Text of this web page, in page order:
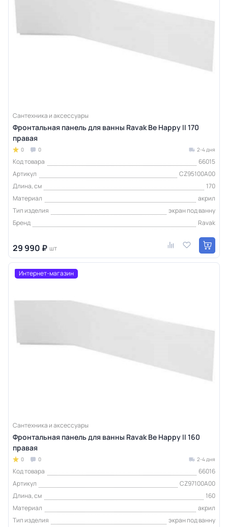
Сантехника и аксессуары
Фронтальная панель для ванны Ravak Be Happy II 170
правая
0 0 2-4 дня
Код товара
66015
Артикул
CZ95100A00
Длина, см
170
Материал
акрил
Тип изделия
экран под ванну
Бренд
Ravak
29 990 ₽ шт
Интернет-магазин
Сантехника и аксессуары
Фронтальная панель для ванны Ravak Be Happy II 160
правая
0 0 2-4 дня
Код товара
66016
Артикул
CZ97100A00
Длина, см
160
Материал
акрил
Тип изделия
экран под ванну